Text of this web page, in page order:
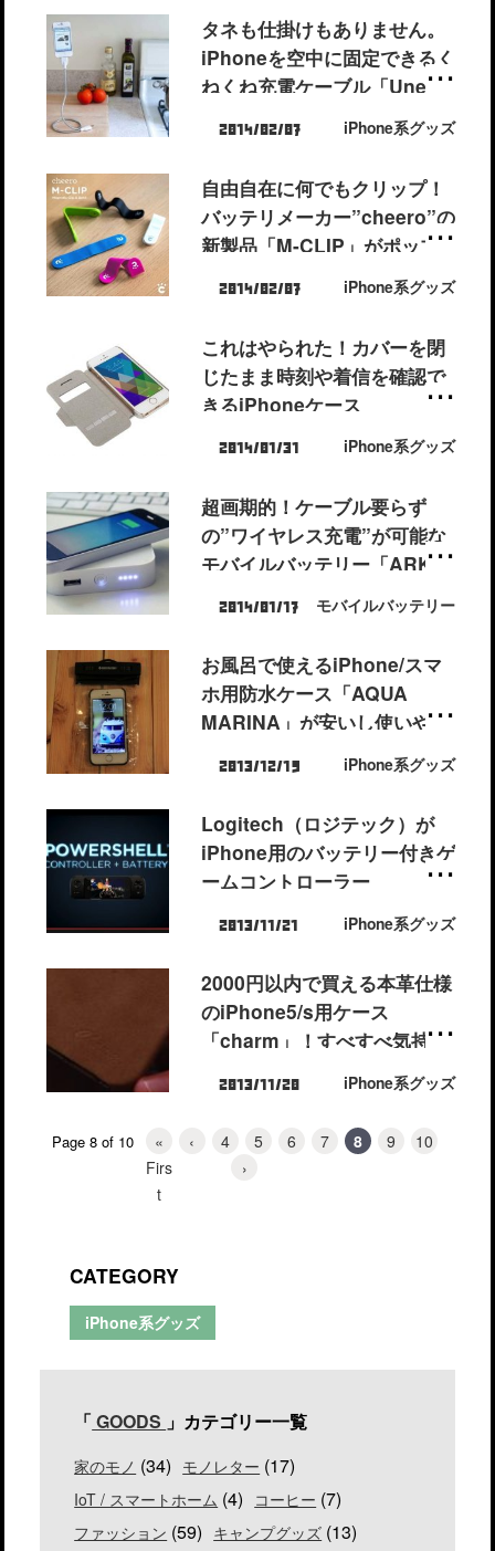
タネも仕掛けもありません。
iPhoneを空中に固定できるく
ねくね充電ケーブル「Une-
2014/02/07 iPhone系グッズ
自由自在に何でもクリップ！
バッテリメーカー”cheero”の
新製品「M-CLIP」がポップ
でたまらん！しかも今なら限
定200セット1280円！
2014/02/07 iPhone系グッズ
これはやられた！カバーを閉
じたまま時刻や着信を確認で
きるiPhoneケース
2014/01/31 iPhone系グッズ
超画期的！ケーブル要らず
の”ワイヤレス充電”が可能な
モバイルバッテリー「ARK」
のバッテリーか。
2014/01/17 モバイルバッテリー
お風呂で使えるiPhone/スマ
ホ用防水ケース「AQUA
MARINA」が安いし使いやす
くてオススメ！【1000円台で
買える】
2013/12/19 iPhone系グッズ
Logitech（ロジテック）が
iPhone用のバッテリー付きゲ
ームコントローラー
「PowerShell controller 」
を発売決定！これは見逃せな
2013/11/21 iPhone系グッズ
2000円以内で買える本革仕様
のiPhone5/s用ケース
「charm」！すべすべ気持ち
2013/11/20 iPhone系グッズ
Page 8 of 10
«
Firs
t
‹ 4 5 6 7 8 9
10
›
CATEGORY
iPhone系グッズ
「 GOODS 」カテゴリー一覧
家のモノ (34) モノレター (17)
IoT / スマートホーム (4) コーヒー (7)
ファッション (59) キャンプグッズ (13)